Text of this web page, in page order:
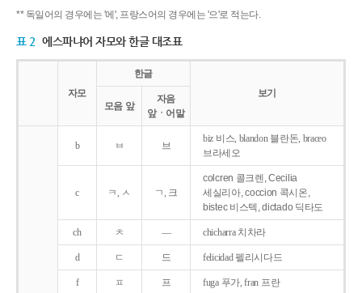
** 독일어의 경우에는 '에', 프랑스어의 경우에는 '으'로 적는다.
표 2 에스파냐어 자모와 한글 대조표
자모
한글
보기
모음 앞
자음
앞ㆍ어말
b ㅂ 브
biz 비스, blandon 블란돈, braceo
브라세오
c ㅋ, ㅅ ㄱ, 크
colcren 콜크렌, Cecilia
세실리아, coccion 콕시온,
bistec 비스텍, dictado 딕타도
ch ㅊ ― chicharra 치차라
d ㄷ 드 felicidad 펠리시다드
f ㅍ 프 fuga 푸가, fran 프란